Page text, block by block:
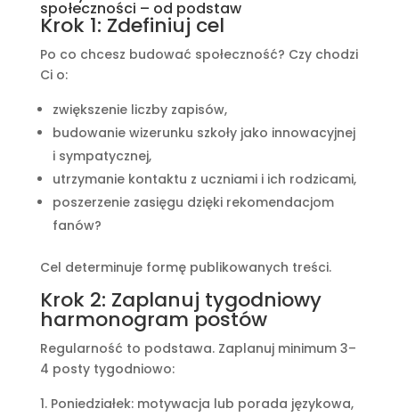
społeczności – od podstaw
Krok 1: Zdefiniuj cel
Po co chcesz budować społeczność? Czy chodzi
Ci o:
zwiększenie liczby zapisów,
budowanie wizerunku szkoły jako innowacyjnej
i sympatycznej,
utrzymanie kontaktu z uczniami i ich rodzicami,
poszerzenie zasięgu dzięki rekomendacjom
fanów?
Cel determinuje formę publikowanych treści.
Krok 2: Zaplanuj tygodniowy
harmonogram postów
Regularność to podstawa. Zaplanuj minimum 3–
4 posty tygodniowo:
Poniedziałek: motywacja lub porada językowa,